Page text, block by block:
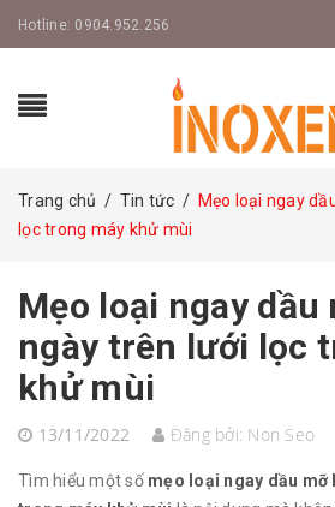
Hotline: 0904.952.256
Trang chủ / Tin tức / Mẹo loại ngay
lọc trong máy khử mùi
Mẹo loại ngay dầu
ngày trên lưới lọc
khử mùi
13/11/2022 Đăng bởi: Non Seo
Tìm hiểu một số mẹo loại ngay dầu